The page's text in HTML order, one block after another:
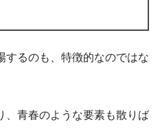
するのも、特徴的なのではな
、青春のような要素も散りば